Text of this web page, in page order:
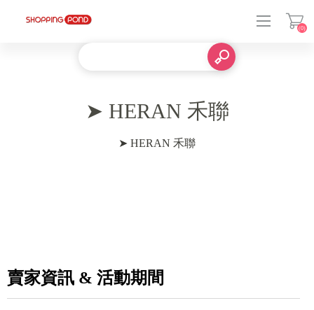
(0)
➤ HERAN 禾聯
➤ HERAN 禾聯
賣家資訊 & 活動期間